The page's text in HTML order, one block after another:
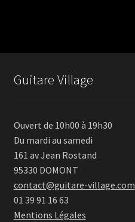
Guitare Village
Ouvert de 10h00 à 19h30
Du mardi au samedi
161 av Jean Rostand
95330 DOMONT
contact@guitare-village.com
01 39 91 16 63
Mentions Légales